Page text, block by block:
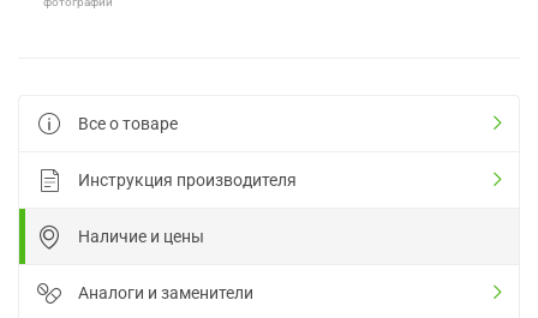
Все о товаре
Инструкция производителя
Наличие и цены
Аналоги и заменители